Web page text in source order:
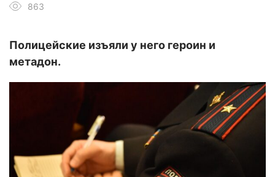
863
Полицейские изъяли у него героин и
метадон.